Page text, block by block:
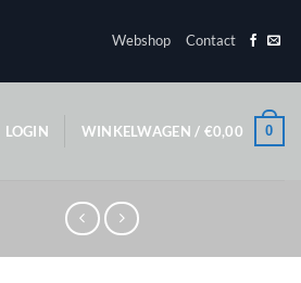
Webshop Contact
LOGIN WINKELWAGEN / €0,00 0